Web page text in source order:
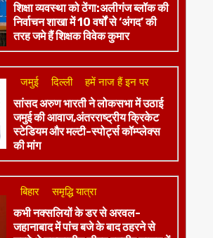
शिक्षा व्यवस्था को ठेंगा:अलीगंज ब्लॉक की
निर्वाचन शाखा में 10 वर्षों से ‘अंगद’ की
तरह जमे हैं शिक्षक विवेक कुमार
जमुई दिल्ली हमें नाज हैं इन पर
​सांसद अरुण भारती ने लोकसभा में उठाई
जमुई की आवाज,अंतरराष्ट्रीय क्रिकेट
स्टेडियम और मल्टी-स्पोर्ट्स कॉम्प्लेक्स
की मांग
बिहार समृद्धि यात्रा
कभी नक्सलियों के डर से अरवल-
जहानाबाद में पांच बजे के बाद ठहरने से